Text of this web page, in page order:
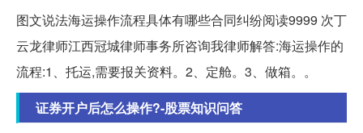
图文说法海运操作流程具体有哪些合同纠纷阅读9999 次丁
云龙律师江西冠城律师事务所咨询我律师解答:海运操作的
流程:1、托运,需要报关资料。2、定舱。3、做箱。。
证券开户后怎么操作?-股票知识问答